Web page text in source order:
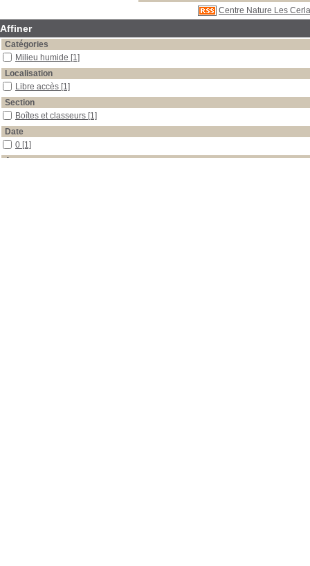
Centre Nature Les
Affiner
Catégories
Milieu humide [1]
Localisation
Libre accès [1]
Section
Boîtes et classeurs [1]
Date
0 [1]
Auteur